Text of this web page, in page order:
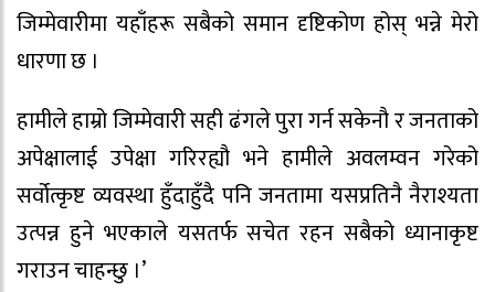
जिम्मेवारीमा यहाँहरू सबैको समान दृष्टिकोण होस् भन्ने मेरो
धारणा छ ।
हामीले हाम्रो जिम्मेवारी सही ढंगले पुरा गर्न सकेनौ र जनताको
अपेक्षालाई उपेक्षा गरिरह्यौ भने हामीले अवलम्वन गरेको
सर्वोत्कृष्ट व्यवस्था हुँदाहुँदै पनि जनतामा यसप्रतिनै नैराश्यता
उत्पन्न हुने भएकाले यसतर्फ सचेत रहन सबैको ध्यानाकृष्ट
गराउन चाहन्छु ।’